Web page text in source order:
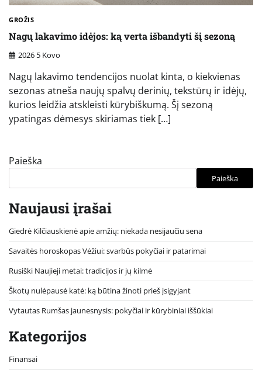
GROŽIS
Nagų lakavimo idėjos: ką verta išbandyti šį sezoną
2026 5 Kovo
Nagų lakavimo tendencijos nuolat kinta, o kiekvienas
sezonas atneša naujų spalvų derinių, tekstūrų ir idėjų,
kurios leidžia atskleisti kūrybiškumą. Šį sezoną
ypatingas dėmesys skiriamas tiek […]
Paieška
Paieška
Naujausi įrašai
Giedrė Kilčiauskienė apie amžių: niekada nesijaučiu sena
Savaitės horoskopas Vėžiui: svarbūs pokyčiai ir patarimai
Rusiški Naujieji metai: tradicijos ir jų kilmė
Škotų nulėpausė katė: ką būtina žinoti prieš įsigyjant
Vytautas Rumšas jaunesnysis: pokyčiai ir kūrybiniai iššūkiai
Kategorijos
Finansai